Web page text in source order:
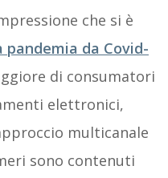
che si è
pandemia da Covid-
di consumatori
elettronici,
multicanale
sono contenuti